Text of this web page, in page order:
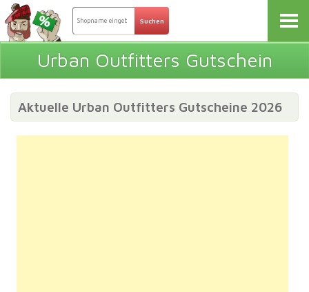
Urban Outfitters Gutschein
Aktuelle Urban Outfitters Gutscheine 2026